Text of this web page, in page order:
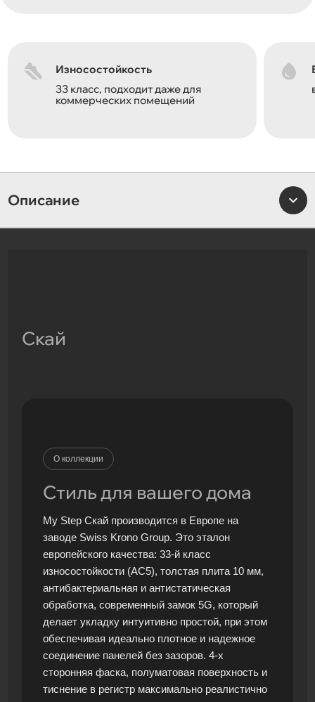
Износостойкость
33 класс, подходит даже для
коммерческих помещений
Описание
Скай
О коллекции
Стиль для вашего дома
My Step Скай производится в Европе на
заводе Swiss Krono Group. Это эталон
европейского качества: 33-й класс
износостойкости (АС5), толстая плита 10 мм,
антибактериальная и антистатическая
обработка, современный замок 5G, который
делает укладку интуитивно простой, при этом
обеспечивая идеально плотное и надежное
соединение панелей без зазоров. 4-х
сторонняя фаска, полуматовая поверхность и
тиснение в регистр максимально реалистично